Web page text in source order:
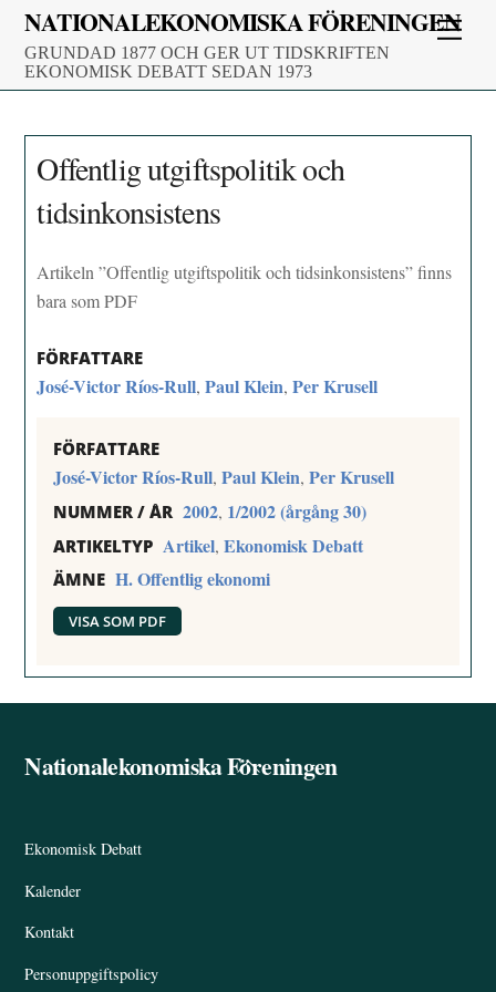
Skip
content
NATIONALEKONOMISKA FÖRENINGEN
GRUNDAD 1877 OCH GER UT TIDSKRIFTEN
EKONOMISK DEBATT SEDAN 1973
Offentlig utgiftspolitik och
tidsinkonsistens
Artikeln ”Offentlig utgiftspolitik och tidsinkonsistens” finns
bara som PDF
FÖRFATTARE
José-Victor Ríos-Rull,Paul Klein,Per Krusell
FÖRFATTARE
José-Victor Ríos-Rull,Paul Klein,Per Krusell
NUMMER / ÅR 2002, 1/2002 (årgång 30)
ARTIKELTYP Artikel,Ekonomisk Debatt
ÄMNE H. Offentlig ekonomi
VISA SOM PDF
Back
Nationalekonomiska Föreningen
Ekonomisk Debatt
Kalender
Kontakt
Personuppgiftspolicy